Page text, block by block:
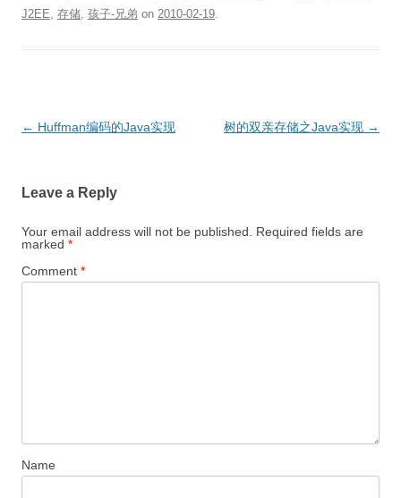
J2EE, 存储, 孩子-兄弟 on 2010-02-19.
Post
← Huffman编码的Java实现 树的双亲存储之Java实现 →
Leave a Reply
Your email address will not be published.
Required fields are
marked *
Comment *
Name